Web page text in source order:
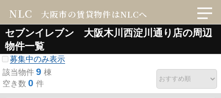
NLC 大阪市の賃貸物件はNLCへ
セブンイレブン 大阪木川西淀川通り店の周辺
物件一覧
募集中のみ表示
該当物件 9 棟
空き数 0 件